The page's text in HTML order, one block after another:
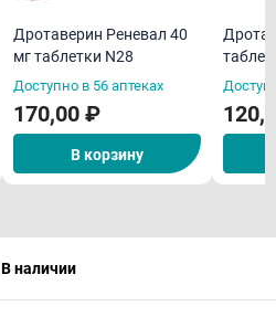
Дротаверин Реневал 40
мг таблетки N28
Доступно в 56 аптеках
170,00 ₽
В корзину
В наличии